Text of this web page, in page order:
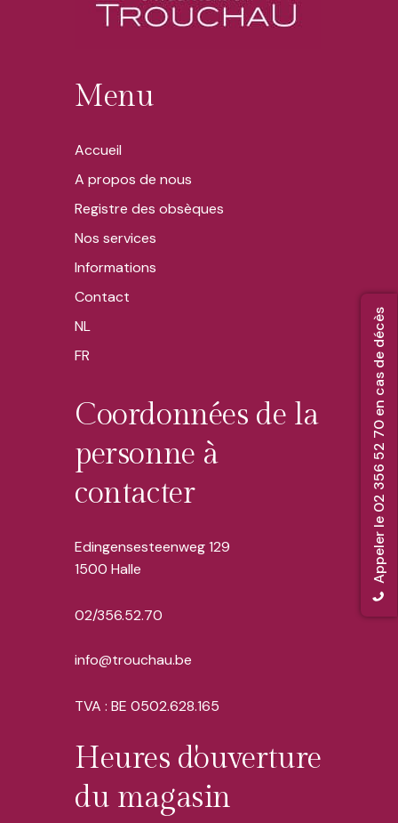
Appeler le 02 356 52 70 en cas de décès
Menu
Accueil
A propos de nous
Registre des obsèques
Nos services
Informations
Contact
NL
FR
Coordonnées de la
personne à
contacter
Edingensesteenweg 129
1500 Halle
02/356.52.70
info@trouchau.be
TVA : BE 0502.628.165
Heures d'ouverture
du magasin